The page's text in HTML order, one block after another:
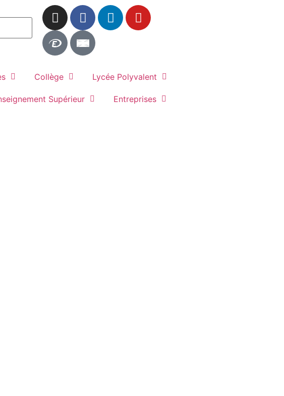
Collège Lycée Polyvalent
Supérieur Entreprises